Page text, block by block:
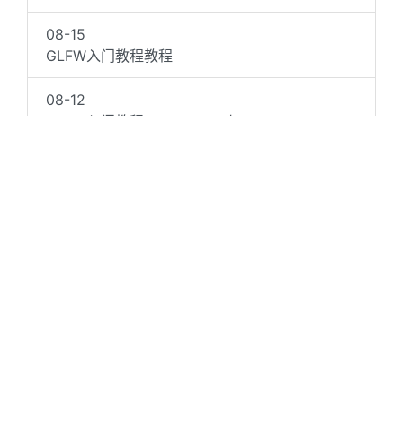
08-15
GLFW入门教程教程
08-12
GLFW入门教程02.05：VAO与VBO